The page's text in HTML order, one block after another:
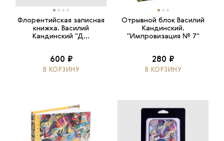
Флорентийская записная
книжка. Василий
Кандинский "Д...
600 ₽
В КОРЗИНУ
Отрывной блок Василий
Кандинский.
"Импровизация № 7"
280 ₽
В КОРЗИНУ